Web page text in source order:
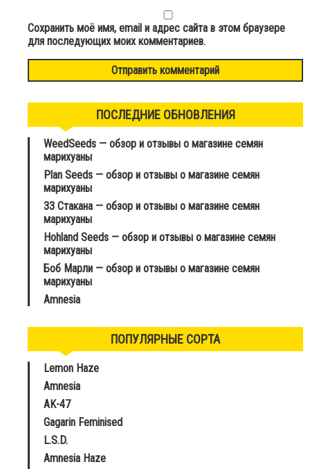
Сохранить моё имя, email и адрес сайта в этом браузере
для последующих моих комментариев.
ПОСЛЕДНИЕ ОБНОВЛЕНИЯ
WeedSeeds — обзор и отзывы о магазине семян
марихуаны
Plan Seeds — обзор и отзывы о магазине семян
марихуаны
33 Стакана — обзор и отзывы о магазине семян
марихуаны
Hohland Seeds — обзор и отзывы о магазине семян
марихуаны
Боб Марли — обзор и отзывы о магазине семян
марихуаны
Amnesia
ПОПУЛЯРНЫЕ СОРТА
Lemon Haze
Amnesia
AK-47
Gagarin Feminised
L.S.D.
Amnesia Haze